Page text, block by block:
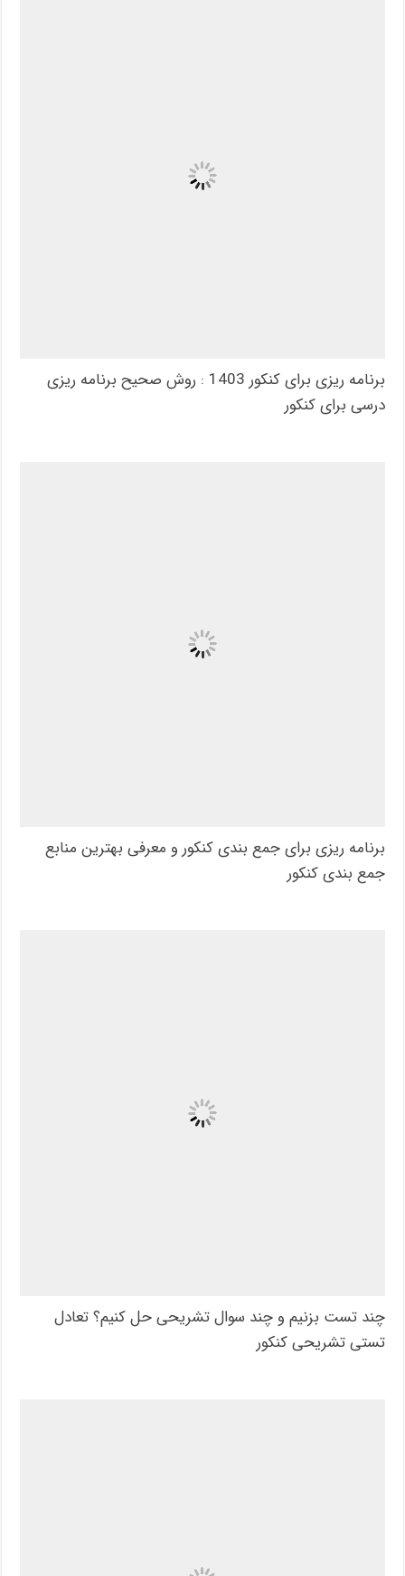
برنامه ریزی برای کنکور 1403 : روش صحیح برنامه ریزی
درسی برای کنکور
برنامه ریزی برای جمع بندی کنکور و معرفی بهترین منابع
جمع بندی کنکور
چند تست بزنیم و چند سوال تشریحی حل کنیم؟ تعادل
تستی تشریحی کنکور